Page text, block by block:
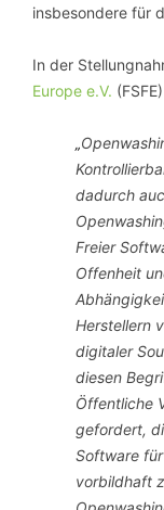
insbesondere für
In der
Europe e.V.
„
dadurch
Freier
Offenheit
Herstellern
digitaler
diesen
Öffentliche
gefordert,
Software
vorbildhaft